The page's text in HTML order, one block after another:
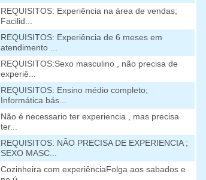
REQUISITOS: Experiência na área de vendas;
Facilid...
REQUISITOS: Experiência de 6 meses em
atendimento ...
REQUISITOS:Sexo masculino , não precisa de
experiê...
REQUISITOS: Ensino médio completo;
Informática bás...
Não é necessario ter experiencia , mas precisa
ter...
REQUISITOS: NÃO PRECISA DE EXPERIENCIA ;
SEXO MASC...
Cozinheira com experiênciaFolga aos sabados e